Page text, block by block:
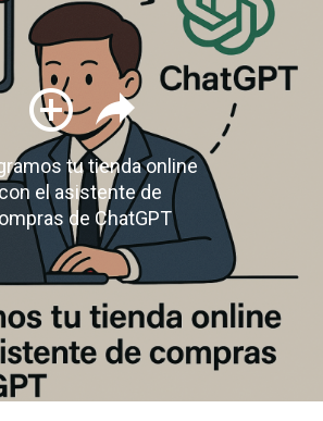
tu tienda online
con el asistente de
de ChatGPT